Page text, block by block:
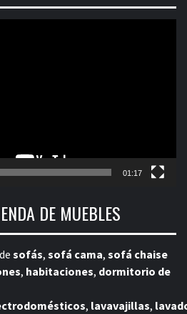
01:17
DE MUEBLES
sofás, sofá cama, sofá chaise
, habitaciones, dormitorio de
, lavavajillas,